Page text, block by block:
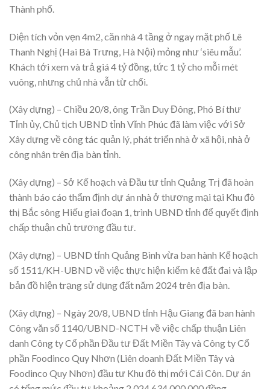
Thành phố.
Diện tích vỏn vẹn 4m2, căn nhà 4 tầng ở ngay mặt phố Lê
Thanh Nghị (Hai Bà Trưng, Hà Nội) mỏng như ‘siêu mẫu’.
Khách tới xem và trả giá 4 tỷ đồng, tức 1 tỷ cho mỗi mét
vuông, nhưng chủ nhà vẫn từ chối.
(Xây dựng) – Chiều 20/8, ông Trần Duy Đông, Phó Bí thư
Tỉnh ủy, Chủ tịch UBND tỉnh Vĩnh Phúc đã làm việc với Sở
Xây dựng về công tác quản lý, phát triển nhà ở xã hội, nhà ở
công nhân trên địa bàn tỉnh.
(Xây dựng) – Sở Kế hoạch và Đầu tư tỉnh Quảng Trị đã hoàn
thành báo cáo thẩm định dự án nhà ở thương mại tại Khu đô
thị Bắc sông Hiếu giai đoạn 1, trình UBND tỉnh để quyết định
chấp thuận chủ trương đầu tư.
(Xây dựng) – UBND tỉnh Quảng Bình vừa ban hành Kế hoạch
số 1511/KH-UBND về việc thực hiện kiểm kê đất đai và lập
bản đồ hiện trạng sử dụng đất năm 2024 trên địa bàn.
(Xây dựng) – Ngày 20/8, UBND tỉnh Hậu Giang đã ban hành
Công văn số 1140/UBND-NCTH về việc chấp thuận Liên
danh Công ty Cổ phần Đầu tư Đất Miền Tây và Công ty Cổ
phần Foodinco Quy Nhơn (Liên doanh Đất Miền Tây và
Foodinco Quy Nhơn) đầu tư Khu đô thị mới Cái Côn. Dự án